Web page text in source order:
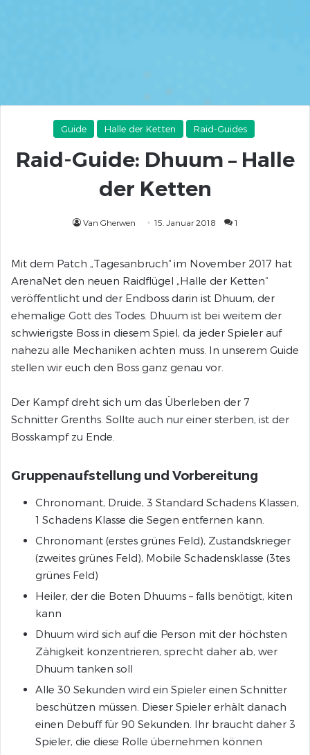
Guide Halle der Ketten Raid-Guides
Raid-Guide: Dhuum – Halle
der Ketten
Van Gherwen 15. Januar 2018 1
Mit dem Patch „Tagesanbruch“ im November 2017 hat
ArenaNet den neuen Raidflügel „Halle der Ketten“
veröffentlicht und der Endboss darin ist Dhuum, der
ehemalige Gott des Todes. Dhuum ist bei weitem der
schwierigste Boss in diesem Spiel, da jeder Spieler auf
nahezu alle Mechaniken achten muss. In unserem Guide
stellen wir euch den Boss ganz genau vor.
Der Kampf dreht sich um das Überleben der 7
Schnitter Grenths. Sollte auch nur einer sterben, ist der
Bosskampf zu Ende.
Gruppenaufstellung und Vorbereitung
Chronomant, Druide, 3 Standard Schadens Klassen,
1 Schadens Klasse die Segen entfernen kann.
Chronomant (erstes grünes Feld), Zustandskrieger
(zweites grünes Feld), Mobile Schadensklasse (3tes
grünes Feld)
Heiler, der die Boten Dhuums – falls benötigt, kiten
kann
Dhuum wird sich auf die Person mit der höchsten
Zähigkeit konzentrieren, sprecht daher ab, wer
Dhuum tanken soll
Alle 30 Sekunden wird ein Spieler einen Schnitter
beschützen müssen. Dieser Spieler erhält danach
einen Debuff für 90 Sekunden. Ihr braucht daher 3
Spieler, die diese Rolle übernehmen können